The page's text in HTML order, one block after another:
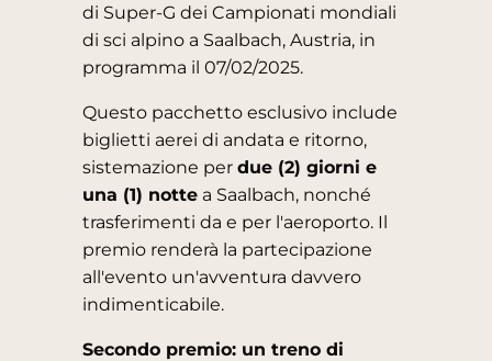
di Super-G dei Campionati mondiali
di sci alpino a Saalbach, Austria, in
programma il 07/02/2025.
Questo pacchetto esclusivo include
biglietti aerei di andata e ritorno,
sistemazione per due (2) giorni e
una (1) nottea Saalbach, nonché
trasferimenti da e per l'aeroporto. Il
premio renderà la partecipazione
all'evento un'avventura davvero
indimenticabile.
Secondo premio: un treno di